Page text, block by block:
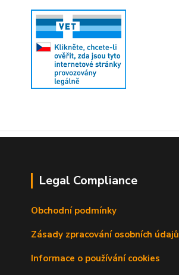
Legal Compliance
Obchodní podmínky
Zásady zpracování osobních údajů
Informace o používání cookies